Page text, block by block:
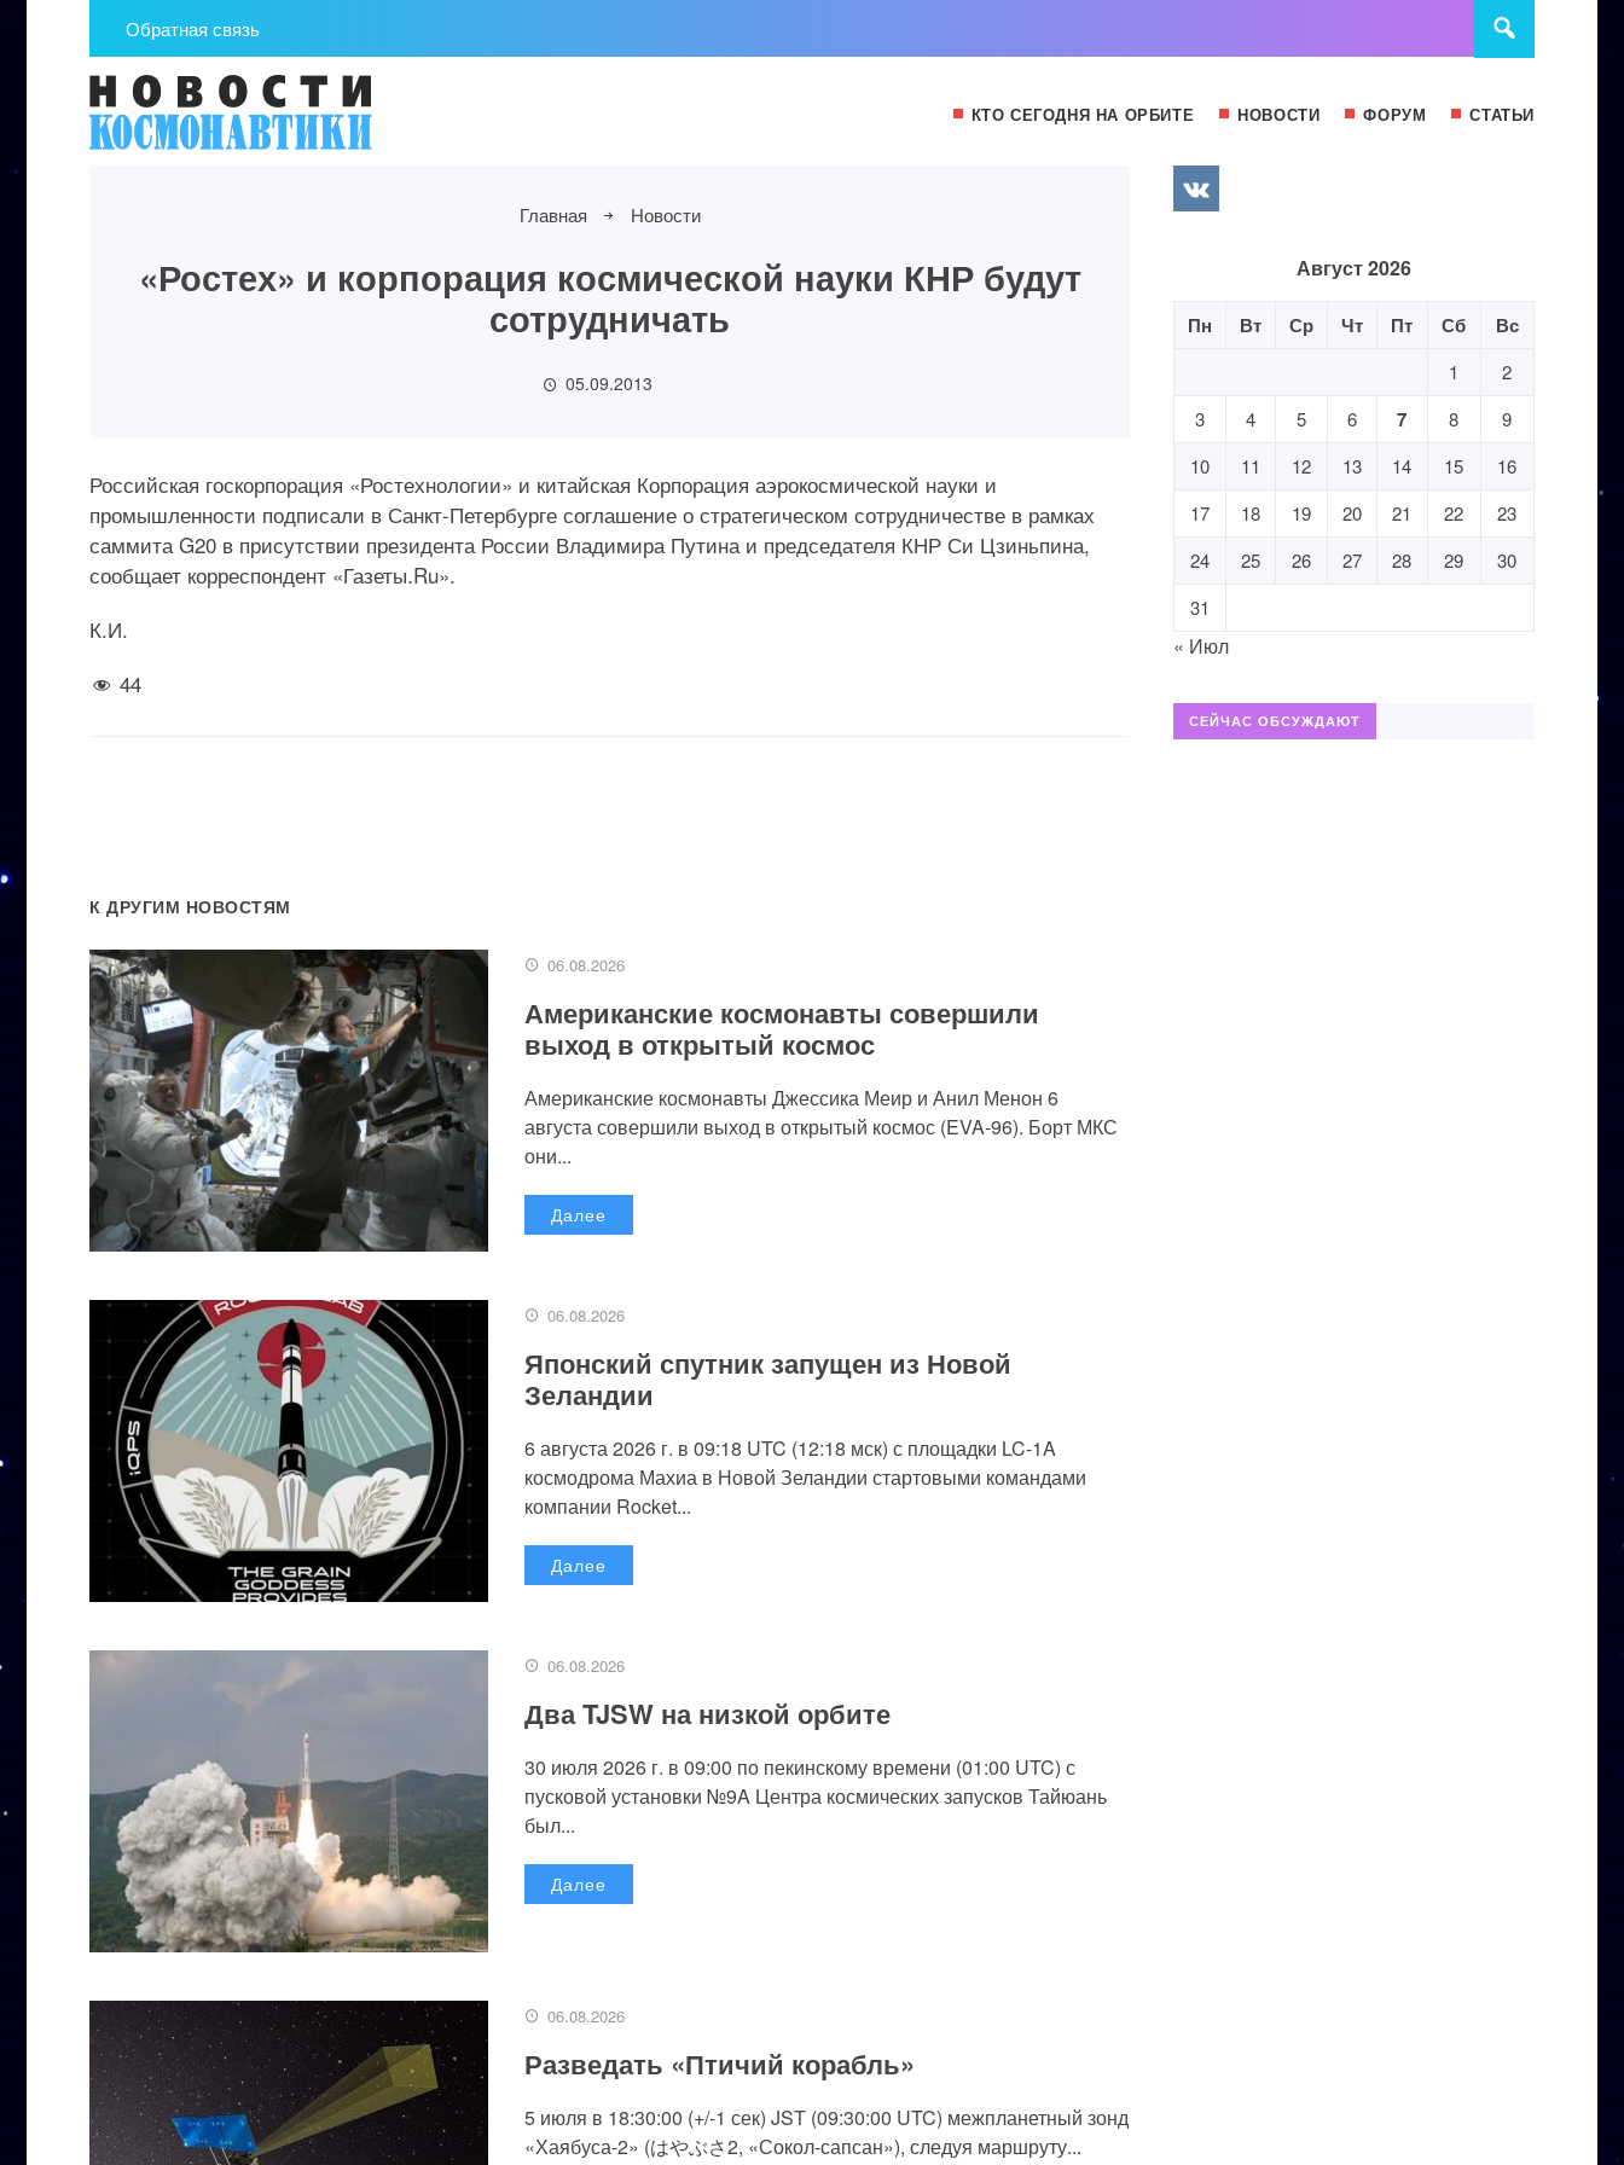
Обратная связь
КТО СЕГОДНЯ НА ОРБИТЕ НОВОСТИ ФОРУМ СТАТЬИ
Главная Новости
«Ростех» и корпорация космической науки КНР будут
сотрудничать
05.09.2013
Российская госкорпорация «Ростехнологии» и китайская Корпорация аэрокосмической науки и
промышленности подписали в Санкт-Петербурге соглашение о стратегическом сотрудничестве в рамках
саммита G20 в присутствии президента России Владимира Путина и председателя КНР Си Цзиньпина,
сообщает корреспондент «Газеты.Ru».
К.И.
44
К ДРУГИМ НОВОСТЯМ
06.08.2026
Американские космонавты совершили
выход в открытый космос
Американские космонавты Джессика Меир и Анил Менон 6
августа совершили выход в открытый космос (EVA-96). Борт МКС
они...
Далее
06.08.2026
Японский спутник запущен из Новой
Зеландии
6 августа 2026 г. в 09:18 UTC (12:18 мск) с площадки LC-1A
космодрома Махиа в Новой Зеландии стартовыми командами
компании Rocket...
Далее
06.08.2026
Два TJSW на низкой орбите
30 июля 2026 г. в 09:00 по пекинскому времени (01:00 UTC) с
пусковой установки №9A Центра космических запусков Тайюань
был...
Далее
06.08.2026
Разведать «Птичий корабль»
5 июля в 18:30:00 (+/-1 сек) JST (09:30:00 UTC) межпланетный зонд
«Хаябуса-2» (はやぶさ2, «Сокол-сапсан»), следуя маршруту...
Август 2026
Пн Вт Ср Чт Пт Сб Вс
1
2
3
4 5 6 7 8
9
10
11 12 13 14 15
16
17
18 19 20 21 22
23
24
25 26 27 28 29
30
31
« Июл
СЕЙЧАС ОБСУЖДАЮТ